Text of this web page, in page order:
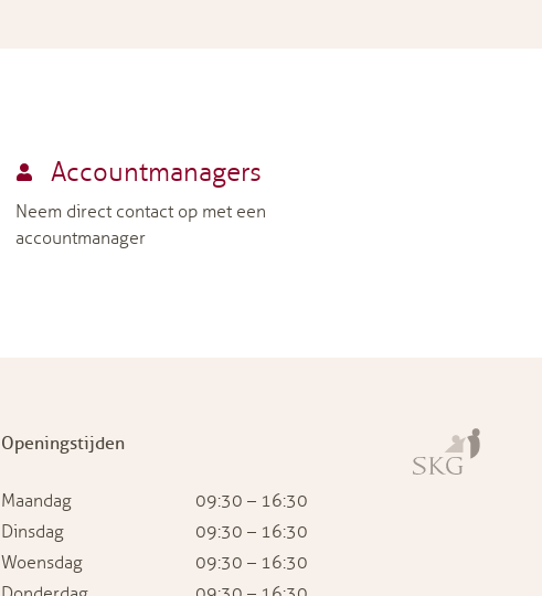
Accountmanagers
Neem direct contact op met een
accountmanager
Openingstijden
Maandag
09:30 – 16:30
Dinsdag
09:30 – 16:30
Woensdag
09:30 – 16:30